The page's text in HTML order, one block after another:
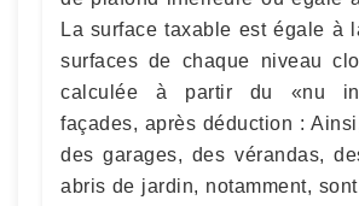
La surface taxable est égale à
surfaces de chaque niveau
calculée à partir du «nu
façades, après déduction :
des garages, des vérandas,
abris de jardin, notamment,